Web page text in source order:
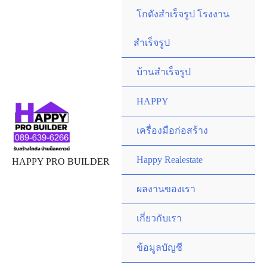
HAPPY PRO BUILDER
โกดังสำเร็จรูป โรงงาน
สำเร็จรูป
บ้านสำเร็จรูป
HAPPY
เครื่องมือก่อสร้าง
Happy Realestate
ผลงานของเรา
เกี่ยวกับเรา
ข้อมูลบัญชี